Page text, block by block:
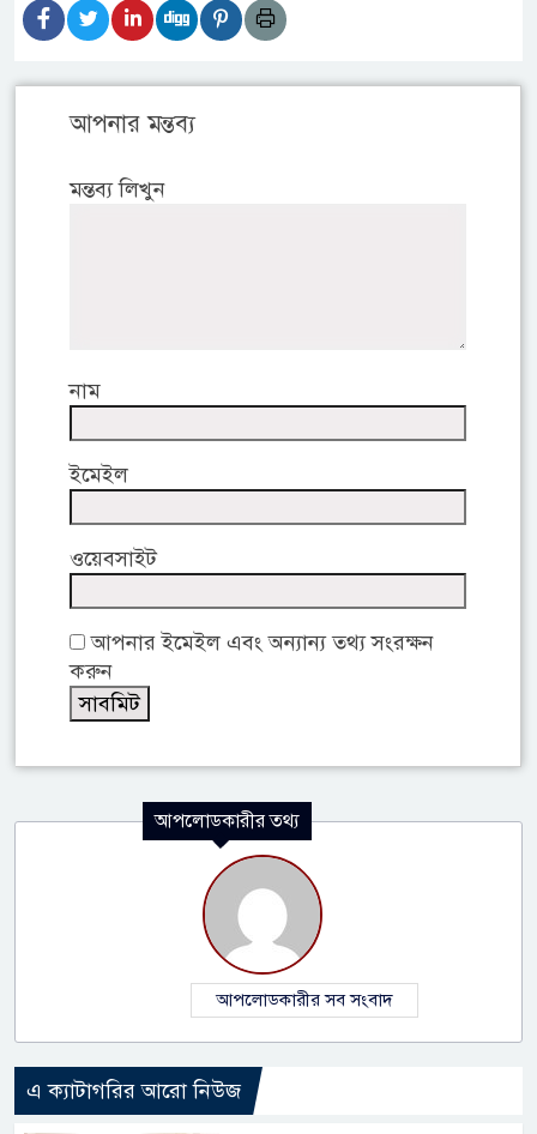
আপনার মন্তব্য
মন্তব্য লিখুন
নাম
ইমেইল
ওয়েবসাইট
আপনার ইমেইল এবং অন্যান্য তথ্য সংরক্ষন
করুন
আপলোডকারীর তথ্য
আপলোডকারীর সব সংবাদ
এ ক্যাটাগরির আরো নিউজ